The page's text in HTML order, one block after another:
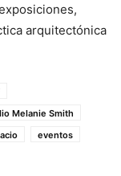
arquitectónica
Melanie Smith
eventos